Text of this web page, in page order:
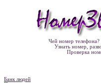
Чей номер
Узнать номер,
Проверка
Банк людей